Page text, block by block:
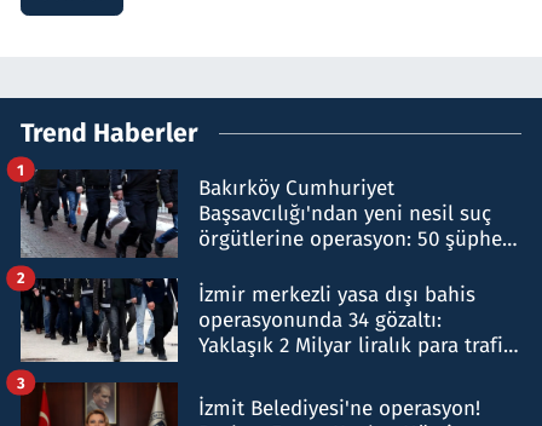
Trend Haberler
Bakırköy Cumhuriyet
Başsavcılığı'ndan yeni nesil suç
örgütlerine operasyon: 50 şüpheli
1
İzmir merkezli yasa dışı bahis
operasyonunda 34 gözaltı:
Yaklaşık 2 Milyar liralık para trafiği
2
İzmit Belediyesi'ne operasyon!
3